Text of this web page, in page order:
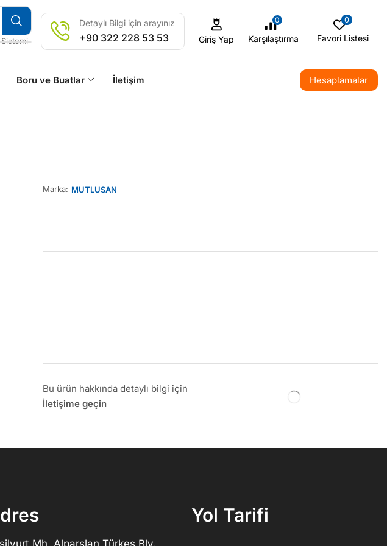
Detaylı Bilgi için arayınız
+90 322 228 53 53 Giriş Yap
0
Karşılaştırma
0
Favori Listesi
Boru ve Buatlar İletişim Hesaplamalar
Marka: MUTLUSAN
Bu ürün hakkında detaylı bilgi için
İletişime geçin
Yol Tarifi